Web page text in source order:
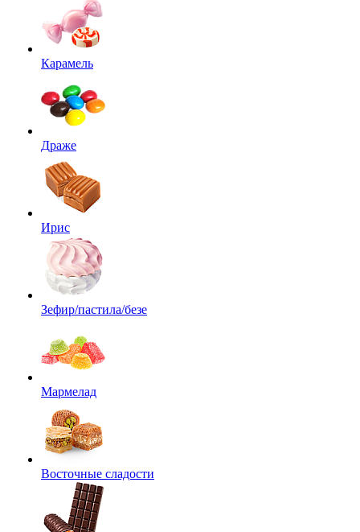
Карамель
Драже
Ирис
Зефир/пастила/безе
Мармелад
Восточные сладости